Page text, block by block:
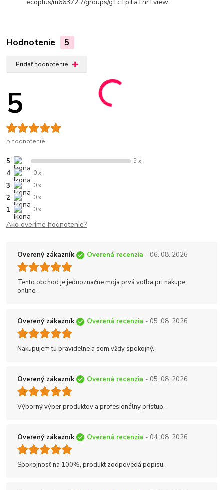
Hodnotenie 5
Pridať hodnotenie
5
5 hodnotenie
5 5 x
4 0 x
3 0 x
2 0 x
1 0 x
Ako overíme hodnotenie?
Overený zákazník Overená recenzia - 06. 08. 2026
Tento obchod je jednoznačne moja prvá voľba pri nákupe
online.
Overený zákazník Overená recenzia - 05. 08. 2026
Nakupujem tu pravidelne a som vždy spokojný.
Overený zákazník Overená recenzia - 05. 08. 2026
Výborný výber produktov a profesionálny prístup.
Overený zákazník Overená recenzia - 04. 08. 2026
Spokojnosť na 100%, produkt zodpovedá popisu.